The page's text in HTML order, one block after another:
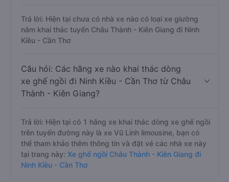
Trả lời: Hiện tại chưa có nhà xe nào có loại xe giường
nằm khai thác tuyến Châu Thành - Kiên Giang đi Ninh
Kiều - Cần Thơ
Câu hỏi: Các hãng xe nào khai thác dòng
xe ghế ngồi đi Ninh Kiều - Cần Thơ từ Châu
Thành - Kiên Giang?
Trả lời: Hiện tại có 1 hãng xe khai thác dòng xe ghế ngồi
trên tuyến đường này là xe Vũ Linh limousine, bạn có
thể tham khảo thêm thông tin và đặt vé các nhà xe này
tại trang này: Xe ghế ngồi Châu Thành - Kiên Giang đi
Ninh Kiều - Cần Thơ